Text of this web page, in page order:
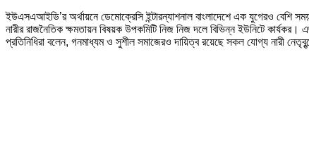
ইউএসএআইডি’র অর্থায়নে ডেমোক্রেসি ইন্টারন্যাশনাল বাংলাদেশে এক যুগেরও বেশি
নারীর রাজনৈতিক ক্ষমতায়ন বিষয়ক উপকমিটি নিজ নিজ দলে বিভিন্ন ইউনিটে কার্যকর।
প্রতিনিধিরা বলেন, গনমাধ্যম ও সুশীল সমাজেরও দায়িত্ব রয়েছে সকল যোগ্য নারী